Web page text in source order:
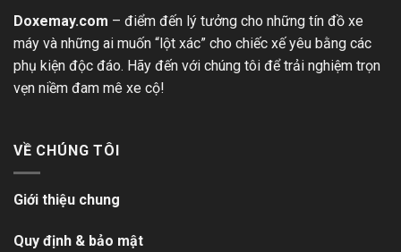
Doxemay.com – điểm đến lý tưởng cho những tín đồ xe
máy và những ai muốn “lột xác” cho chiếc xế yêu bằng các
phụ kiện độc đáo. Hãy đến với chúng tôi để trải nghiệm trọn
vẹn niềm đam mê xe cộ!
VỀ CHÚNG TÔI
Giới thiệu chung
Quy định & bảo mật